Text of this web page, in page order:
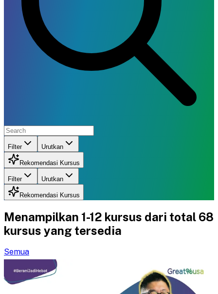
Filter Urutkan
Rekomendasi Kursus
Filter Urutkan
Rekomendasi Kursus
Menampilkan 1-12 kursus dari total 68
kursus yang tersedia
Semua